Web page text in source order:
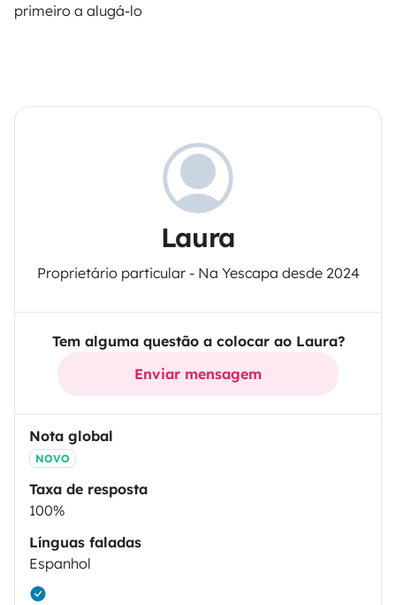
primeiro a alugá-lo
Laura
Proprietário particular - Na Yescapa desde 2024
Tem alguma questão a colocar ao Laura?
Enviar mensagem
Nota global
NOVO
Taxa de resposta
100%
Línguas faladas
Espanhol